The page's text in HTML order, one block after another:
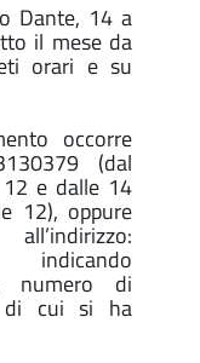
Dante, 14 a
il mese da
orari e su
occorre
(dal
e dalle 14
12), oppure
numero di
di cui si ha